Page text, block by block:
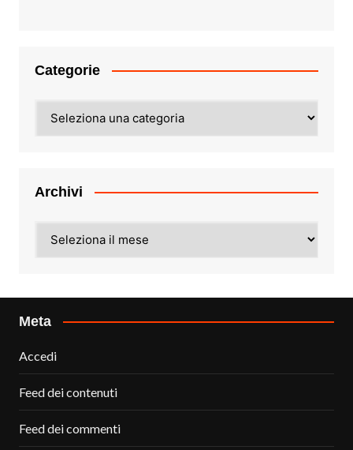
Categorie
Archivi
Meta
Accedi
Feed dei contenuti
Feed dei commenti